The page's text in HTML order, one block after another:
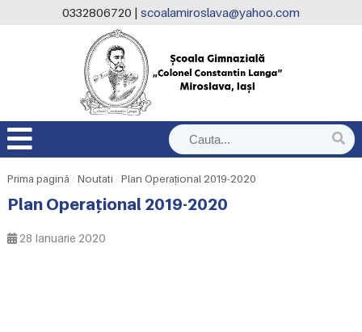
0332806720 | scoalamiroslava@yahoo.com
Prima pagină /Noutati /Plan Operațional 2019-2020
Plan Operațional 2019-2020
28 Ianuarie 2020